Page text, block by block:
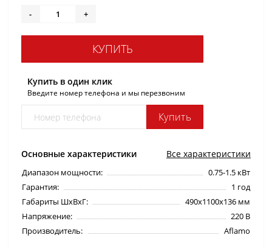
Основные характеристики Все характеристики
Диапазон мощности:
0.75-1.5 кВт
Гарантия:
1 год
Габариты ШхВхГ:
490х1100х136 мм
Напряжение:
220 В
Производитель:
Aflamo
- +
КУПИТЬ
Купить в один клик
Введите номер телефона и мы перезвоним
Купить